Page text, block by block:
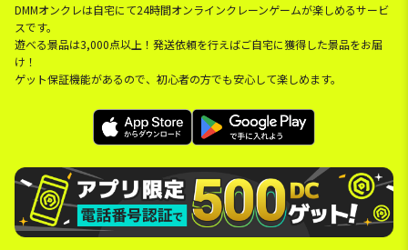
DMMオンクレは自宅にて24時間オンラインクレーンゲームが楽しめるサービ
スです。
遊べる景品は3,000点以上！発送依頼を行えばご自宅に獲得した景品をお届
け！
ゲット保証機能があるので、初心者の方でも安心して楽しめます。